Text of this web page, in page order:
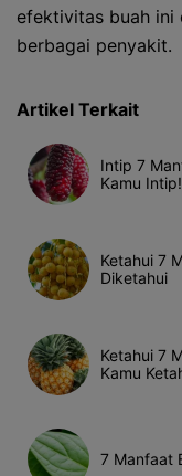
efektivitas buah ini
berbagai penyakit.
Artikel Terkait
Intip 7
Kamu Intip!
Ketahui 7
Diketahui
Ketahui 7
Kamu
7 Manfaat